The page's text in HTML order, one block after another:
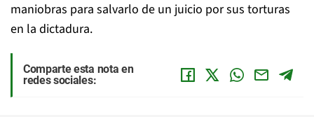
maniobras para salvarlo de un juicio por sus torturas
en la dictadura.
Comparte esta nota en
redes sociales: